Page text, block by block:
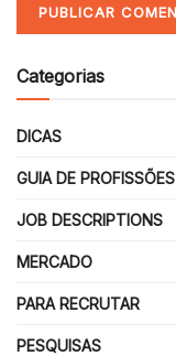
Categorias
DICAS
GUIA DE PROFISSÕES
JOB DESCRIPTIONS
MERCADO
PARA RECRUTAR
PESQUISAS